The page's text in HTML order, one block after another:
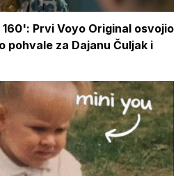
Prvi Voyo Original osvojio
pohvale za Dajanu Čuljak i